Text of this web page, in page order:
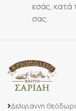
εσάς, κατά
σας.
Δελιγιάννη